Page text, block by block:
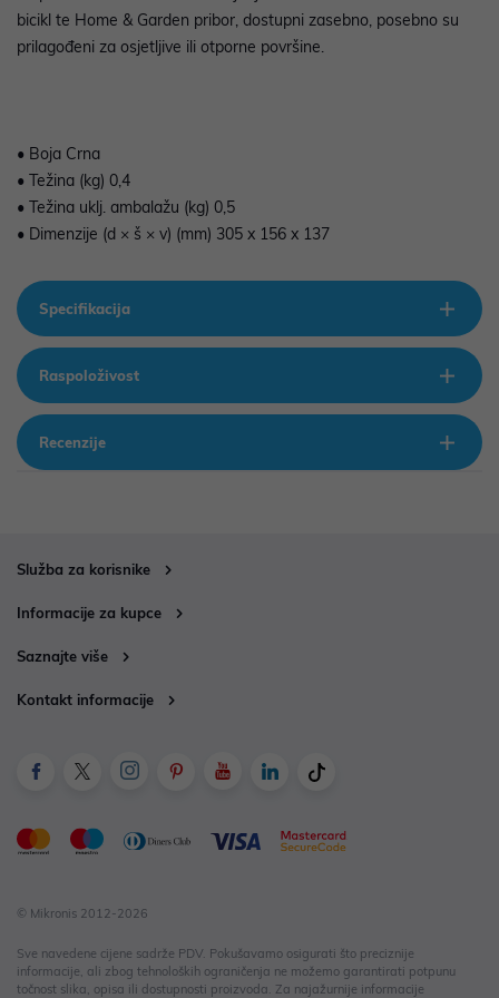
bicikl te Home & Garden pribor, dostupni zasebno, posebno su
prilagođeni za osjetljive ili otporne površine.
• Boja Crna
• Težina (kg) 0,4
• Težina uklj. ambalažu (kg) 0,5
• Dimenzije (d × š × v) (mm) 305 x 156 x 137
Specifikacija
Raspoloživost
Recenzije
Služba za korisnike
Informacije za kupce
Saznajte više
Kontakt informacije
© Mikronis 2012-2026
Sve navedene cijene sadrže PDV. Pokušavamo osigurati što preciznije
informacije, ali zbog tehnoloških ograničenja ne možemo garantirati potpunu
točnost slika, opisa ili dostupnosti proizvoda. Za najažurnije informacije